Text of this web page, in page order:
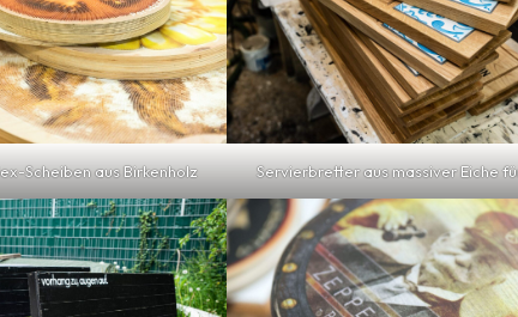
Scheiben aus Birkenholz Servierbretter aus massiver Eiche